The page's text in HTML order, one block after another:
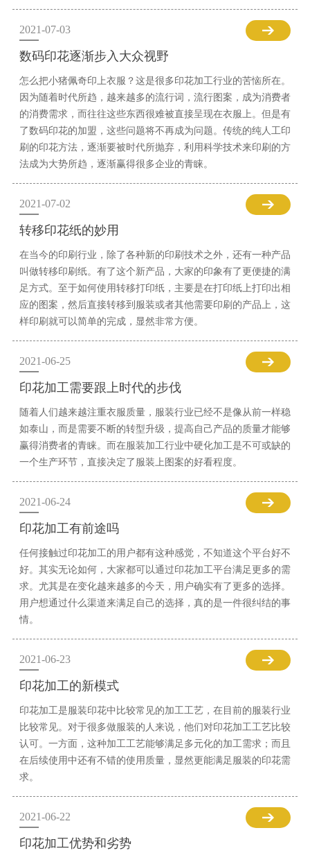
2021-07-03
数码印花逐渐步入大众视野
怎么把小猪佩奇印上衣服？这是很多印花加工行业的苦恼所在。
因为随着时代所趋，越来越多的流行词，流行图案，成为消费者
的消费需求，而往往这些东西很难被直接呈现在衣服上。但是有
了数码印花的加盟，这些问题将不再成为问题。传统的纯人工印
刷的印花方法，逐渐要被时代所抛弃，利用科学技术来印刷的方
法成为大势所趋，逐渐赢得很多企业的青睐。
2021-07-02
转移印花纸的妙用
在当今的印刷行业，除了各种新的印刷技术之外，还有一种产品
叫做转移印刷纸。有了这个新产品，大家的印象有了更便捷的满
足方式。至于如何使用转移打印纸，主要是在打印纸上打印出相
应的图案，然后直接转移到服装或者其他需要印刷的产品上，这
样印刷就可以简单的完成，显然非常方便。
2021-06-25
印花加工需要跟上时代的步伐
随着人们越来越注重衣服质量，服装行业已经不是像从前一样稳
如泰山，而是需要不断的转型升级，提高自己产品的质量才能够
赢得消费者的青睐。而在服装加工行业中硬化加工是不可或缺的
一个生产环节，直接决定了服装上图案的好看程度。
2021-06-24
印花加工有前途吗
任何接触过印花加工的用户都有这种感觉，不知道这个平台好不
好。其实无论如何，大家都可以通过印花加工平台满足更多的需
求。尤其是在变化越来越多的今天，用户确实有了更多的选择。
用户想通过什么渠道来满足自己的选择，真的是一件很纠结的事
情。
2021-06-23
印花加工的新模式
印花加工是服装印花中比较常见的加工工艺，在目前的服装行业
比较常见。对于很多做服装的人来说，他们对印花加工工艺比较
认可。一方面，这种加工工艺能够满足多元化的加工需求；而且
在后续使用中还有不错的使用质量，显然更能满足服装的印花需
求。
2021-06-22
印花加工优势和劣势